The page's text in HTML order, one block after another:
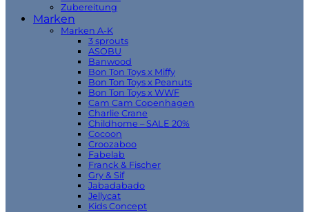
Zubereitung
Marken
Marken A-K
3 sprouts
ASOBU
Banwood
Bon Ton Toys x Miffy
Bon Ton Toys x Peanuts
Bon Ton Toys x WWF
Cam Cam Copenhagen
Charlie Crane
Childhome – SALE 20%
Cocoon
Croozaboo
Fabelab
Franck & Fischer
Gry & Sif
Jabadabado
Jellycat
Kids Concept